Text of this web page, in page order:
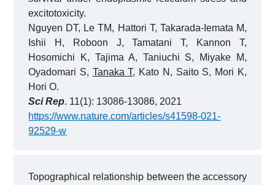
excitotoxicity.
Nguyen DT, Le TM, Hattori T, Takarada-Iemata M,
Ishii H, Roboon J, Tamatani T, Kannon T,
Hosomichi K, Tajima A, Taniuchi S, Miyake M,
Oyadomari S, Tanaka T, Kato N, Saito S, Mori K,
Hori O.
Sci Rep. 11(1): 13086-13086, 2021
https://www.nature.com/articles/s41598-021-
92529-w
Topographical relationship between the accessory